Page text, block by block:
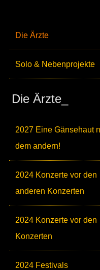
Die Ärzte
Solo & Nebenprojekte
Die Ärzte_
2027 Eine Gänsehaut
dem andern!
2024 Konzerte vor den
anderen Konzerten
2024 Konzerte vor den
Konzerten
2024 Festivals